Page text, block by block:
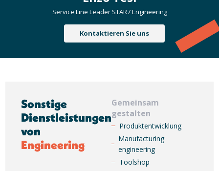
Service Line Leader STAR7 Engineering
Kontaktieren Sie uns
Sonstige
Dienstleistungen
von
Engineering
Gemeinsam
gestalten
Produktentwicklung
Manufacturing
engineering
Toolshop